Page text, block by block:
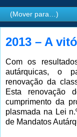
2013 – A
Com os
autárquicas, o
renovação da
Esta renovação
cumprimento da
plasmada na Lei
de Mandatos